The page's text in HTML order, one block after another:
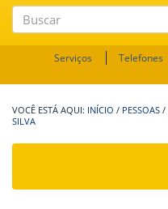
Buscar
Serviços Telefones
INÍCIO / PESSOAS /
SILVA